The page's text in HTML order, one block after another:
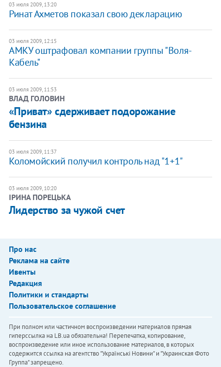
03 июля 2009, 13:20
Ринат Ахметов показал свою декларацию
03 июля 2009, 12:15
АМКУ оштрафовал компании группы "Воля-
Кабель"
03 июля 2009, 11:53
ВЛАД ГОЛОВИН
«Приват» сдерживает подорожание
бензина
03 июля 2009, 11:37
Коломойский получил контроль над "1+1"
03 июля 2009, 10:20
ІРИНА ПОРЕЦЬКА
Лидерство за чужой счет
Про нас
Реклама на сайте
Ивенты
Редакция
Политики и стандарты
Пользовательское соглашение
При полном или частичном воспроизведении материалов прямая
гиперссылка на LB.ua обязательна! Перепечатка, копирование,
воспроизведение или иное использование материалов, в которых
содержится ссылка на агентство "Українськi Новини" и "Украинская Фото
Группа" запрещено.